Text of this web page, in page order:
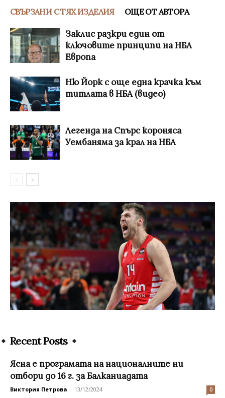
СВЪРЗАНИ С ТЯХ ИЗДЕЛИЯ ОЩЕ ОТ АВТОРА
Заклис разкри един от
ключовите принципи на НБА
Европа
Ню Йорк с още една крачка към
титлата в НБА (видео)
Легенда на Спърс короняса
Уембаняма за крал на НБА
Recent Posts
Ясна е програмата на националните ни
отбори до 16 г. за Балканиадата
Виктория Петрова - 13/12/2024 0